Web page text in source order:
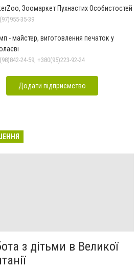
Зоомаркет Пухнастих Особистостей
35-39
- майстер, виготовлення печаток у
24-59, +380(95)223-92-24
Додати підприємство
з дітьми в Великої